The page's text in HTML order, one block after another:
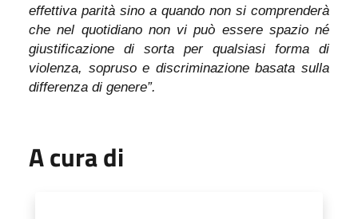
effettiva parità sino a quando non si comprenderà
che nel quotidiano non vi può essere spazio né
giustificazione di sorta per qualsiasi forma di
violenza, sopruso e discriminazione basata sulla
differenza di genere”.
A cura di